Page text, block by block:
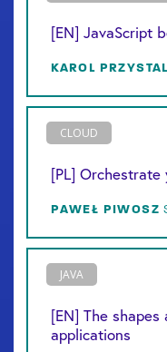
[EN] JavaScript
KAROL
CLOUD
[PL]
PAWEŁ PIWOSZ
JAVA
[EN] The
applications